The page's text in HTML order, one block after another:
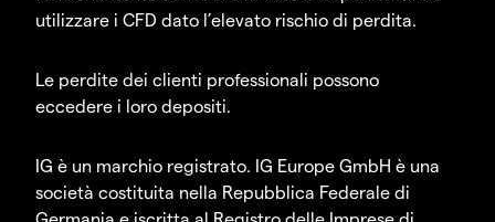
utilizzare i CFD dato l’elevato rischio di perdita.
Le perdite dei clienti professionali possono
eccedere i loro depositi.
IG è un marchio registrato. IG Europe GmbH è una
società costituita nella Repubblica Federale di